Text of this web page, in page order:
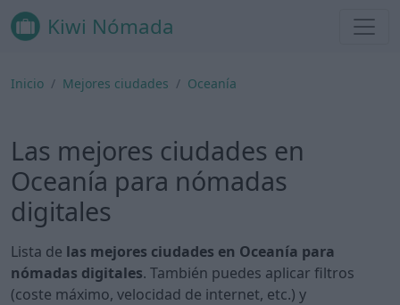
Kiwi Nómada
Inicio Mejores ciudades Oceanía
Las mejores ciudades en
Oceanía para nómadas
digitales
Lista de las mejores ciudades en Oceanía para
nómadas digitales. También puedes aplicar filtros
(coste máximo, velocidad de internet, etc.) y